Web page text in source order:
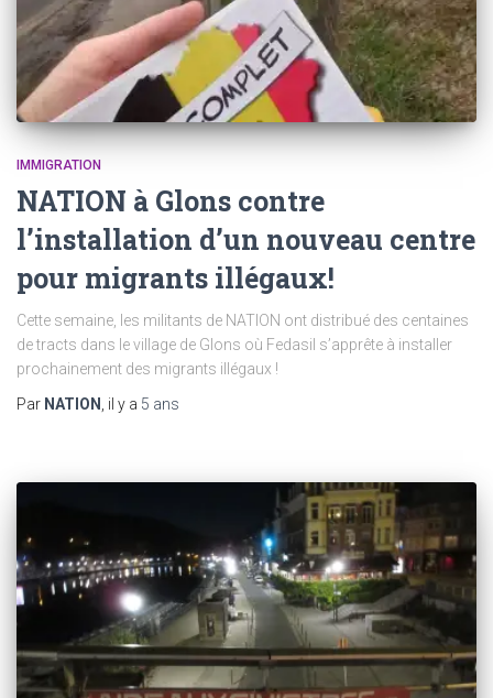
IMMIGRATION
NATION à Glons contre
l’installation d’un nouveau centre
pour migrants illégaux!
Cette semaine, les militants de NATION ont distribué des centaines
de tracts dans le village de Glons où Fedasil s’apprête à installer
prochainement des migrants illégaux !
Par NATION , il y a 5 ans